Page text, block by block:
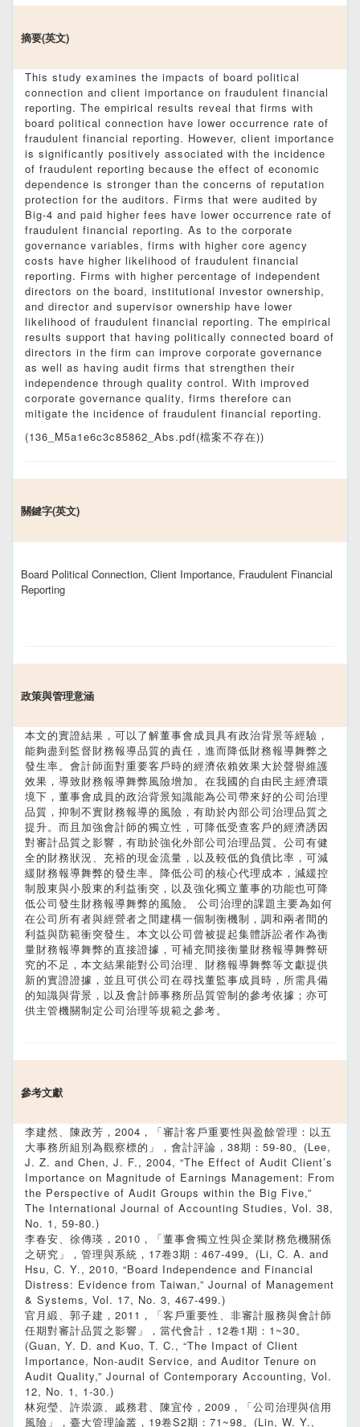
摘要(英文)
This study examines the impacts of board political
connection and client importance on fraudulent financial
reporting. The empirical results reveal that firms with
board political connection have lower occurrence rate of
fraudulent financial reporting. However, client importance
is significantly positively associated with the incidence
of fraudulent reporting because the effect of economic
dependence is stronger than the concerns of reputation
protection for the auditors. Firms that were audited by
Big-4 and paid higher fees have lower occurrence rate of
fraudulent financial reporting. As to the corporate
governance variables, firms with higher core agency
costs have higher likelihood of fraudulent financial
reporting. Firms with higher percentage of independent
directors on the board, institutional investor ownership,
and director and supervisor ownership have lower
likelihood of fraudulent financial reporting. The empirical
results support that having politically connected board of
directors in the firm can improve corporate governance
as well as having audit firms that strengthen their
independence through quality control. With improved
corporate governance quality, firms therefore can
mitigate the incidence of fraudulent financial reporting.
(136_M5a1e6c3c85862_Abs.pdf(檔案不存在))
關鍵字(英文)
Board Political Connection, Client Importance, Fraudulent Financial
Reporting
政策與管理意涵
本文的實證結果，可以了解董事會成員具有政治背景等經驗，
能夠盡到監督財務報導品質的責任，進而降低財務報導舞弊之
發生率。會計師面對重要客戶時的經濟依賴效果大於聲譽維護
效果，導致財務報導舞弊風險增加。在我國的自由民主經濟環
境下，董事會成員的政治背景知識能為公司帶來好的公司治理
品質，抑制不實財務報導的風險，有助於內部公司治理品質之
提升。而且加強會計師的獨立性，可降低受查客戶的經濟誘因
對審計品質之影響，有助於強化外部公司治理品質。公司有健
全的財務狀況、充裕的現金流量，以及較低的負債比率，可減
緩財務報導舞弊的發生率。降低公司的核心代理成本，減緩控
制股東與小股東的利益衝突，以及強化獨立董事的功能也可降
低公司發生財務報導舞弊的風險。 公司治理的課題主要為如何
在公司所有者與經營者之間建構一個制衡機制，調和兩者間的
利益與防範衝突發生。本文以公司曾被提起集體訴訟者作為衡
量財務報導舞弊的直接證據，可補充間接衡量財務報導舞弊研
究的不足，本文結果能對公司治理、財務報導舞弊等文獻提供
新的實證證據，並且可供公司在尋找董監事成員時，所需具備
的知識與背景，以及會計師事務所品質管制的參考依據；亦可
供主管機關制定公司治理等規範之參考。
參考文獻
李建然、陳政芳，2004，「審計客戶重要性與盈餘管理：以五
大事務所組別為觀察標的」，會計評論，38期：59-80。(Lee,
J. Z. and Chen, J. F., 2004, “The Effect of Audit Client’s
Importance on Magnitude of Earnings Management: From
the Perspective of Audit Groups within the Big Five,”
The International Journal of Accounting Studies, Vol. 38,
No. 1, 59-80.)
李春安、徐傳瑛，2010，「董事會獨立性與企業財務危機關係
之研究」，管理與系統，17卷3期：467-499。(Li, C. A. and
Hsu, C. Y., 2010, “Board Independence and Financial
Distress: Evidence from Taiwan,” Journal of Management
& Systems, Vol. 17, No. 3, 467-499.)
官月緞、郭子建，2011，「客戶重要性、非審計服務與會計師
任期對審計品質之影響」，當代會計，12卷1期：1~30。
(Guan, Y. D. and Kuo, T. C., “The Impact of Client
Importance, Non-audit Service, and Auditor Tenure on
Audit Quality,” Journal of Contemporary Accounting, Vol.
12, No. 1, 1-30.)
林宛瑩、許崇源、戚務君、陳宜伶，2009，「公司治理與信用
風險」，臺大管理論叢，19卷S2期：71~98。(Lin, W. Y.,